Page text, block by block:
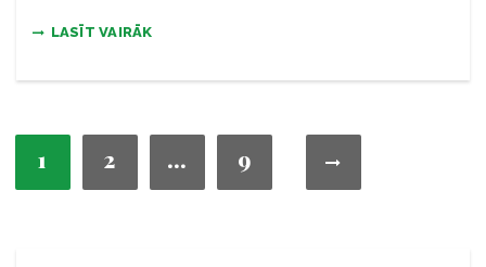
LASĪT VAIRĀK
1 2 … 9